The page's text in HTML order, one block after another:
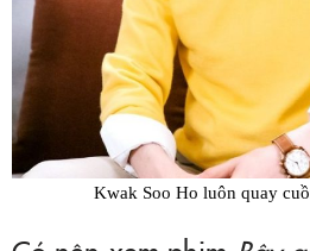
Kwak Soo Ho luôn quay